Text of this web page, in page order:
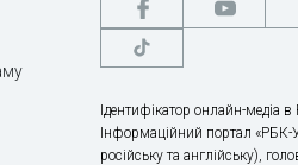
Ідентифікатор онлайн-медіа
Інформаційний портал «РБК-
російську та англійську),